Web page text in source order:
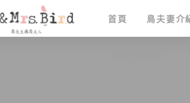
首頁 鳥夫妻介